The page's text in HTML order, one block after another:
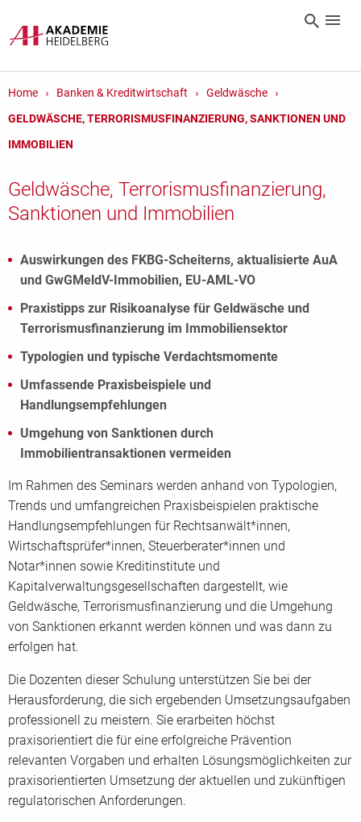
Home Banken & Kreditwirtschaft
Geldwäsche
GELDWÄSCHE, TERRORISMUSFINANZIERUNG, SANKTIONEN UND
IMMOBILIEN
Geldwäsche, Terrorismusfinanzierung,
Sanktionen und Immobilien
Auswirkungen des FKBG-Scheiterns, aktualisierte AuA
und GwGMeldV-Immobilien, EU-AML-VO
Praxistipps zur Risikoanalyse für Geldwäsche und
Terrorismusfinanzierung im Immobiliensektor
Typologien und typische Verdachtsmomente
Umfassende Praxisbeispiele und
Handlungsempfehlungen
Umgehung von Sanktionen durch
Immobilientransaktionen vermeiden
Im Rahmen des Seminars werden anhand von Typologien,
Trends und umfangreichen Praxisbeispielen praktische
Handlungsempfehlungen für Rechtsanwält*innen,
Wirtschaftsprüfer*innen, Steuerberater*innen und
Notar*innen sowie Kreditinstitute und
Kapitalverwaltungsgesellschaften dargestellt, wie
Geldwäsche, Terrorismusfinanzierung und die Umgehung
von Sanktionen erkannt werden können und was dann zu
erfolgen hat.
Die Dozenten dieser Schulung unterstützen Sie bei der
Herausforderung, die sich ergebenden Umsetzungsaufgaben
professionell zu meistern. Sie erarbeiten höchst
praxisorientiert die für eine erfolgreiche Prävention
relevanten Vorgaben und erhalten Lösungsmöglichkeiten zur
praxisorientierten Umsetzung der aktuellen und zukünftigen
regulatorischen Anforderungen.